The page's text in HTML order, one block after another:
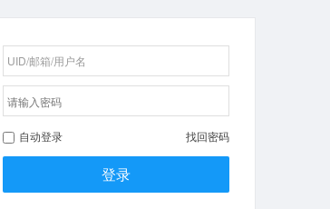
10 剑星 解压即玩 无需配置虚拟机 中文 75GB
自动登录 找回密码
登录